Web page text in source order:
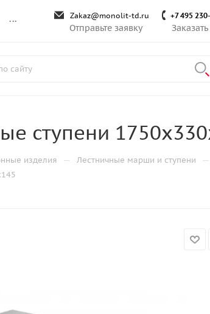
... Zakaz@monolit-td.ru
Отправьте заявку
+7 495
ступени
изделия — Лестничные марши и ступени —